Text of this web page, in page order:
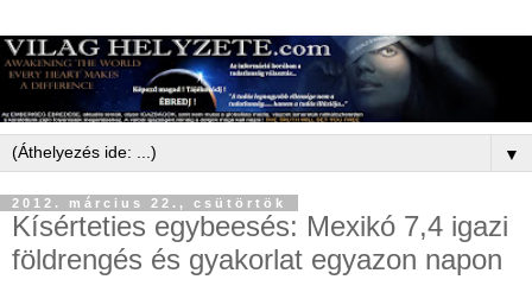
▼
2012. március 22., csütörtök
Kísérteties egybeesés: Mexikó 7,4 igazi
földrengés és gyakorlat egyazon napon